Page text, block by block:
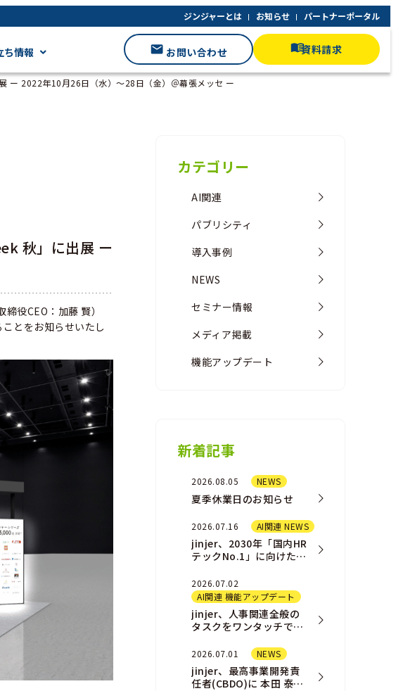
ジンジャーとは お知らせ パートナーポータル
ち情報 お問い合わせ 資料請求
ー 2022年10月26日（水）～28日（金）＠幕張メッセ ー
秋」に出展 ー
役CEO：加藤 賢）
とをお知らせいたし
カテゴリー
AI関連
パブリシティ
導入事例
NEWS
セミナー情報
メディア掲載
機能アップデート
新着記事
2026.08.05 NEWS
夏季休業日のお知らせ
2026.07.16 AI関連 NEWS
jinjer、2030年「国内HR
テックNo.1」に向けた新
組織戦略を発表
2026.07.02
AI関連 機能アップデート
jinjer、人事関連全般の
タスクをワンタッチで完
Assistant（AIアシスタ
ント）」機能を一部ユ
ー…
2026.07.01 NEWS
jinjer、最高事業開発責
任者(CBDO)に 本田 泰佑